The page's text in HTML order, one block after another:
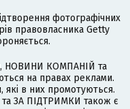
фотографічних
правовласника Getty
НОВИНИ КОМПАНІЙ та
на правах реклами.
які в них промотуються.
ЗА ПІДТРИМКИ також є